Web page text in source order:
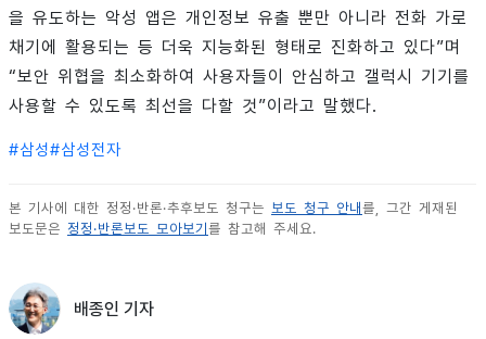
을 유도하는 악성 앱은 개인정보 유출 뿐만 아니라 전화 가로
채기에 활용되는 등 더욱 지능화된 형태로 진화하고 있다”며
“보안 위협을 최소화하여 사용자들이 안심하고 갤럭시 기기를
사용할 수 있도록 최선을 다할 것”이라고 말했다.
#삼성#삼성전자
본 기사에 대한 정정·반론·추후보도 청구는 보도 청구 안내 를, 그간 게재된
보도문은 정정·반론보도 모아보기 를 참고해 주세요.
배종인 기자